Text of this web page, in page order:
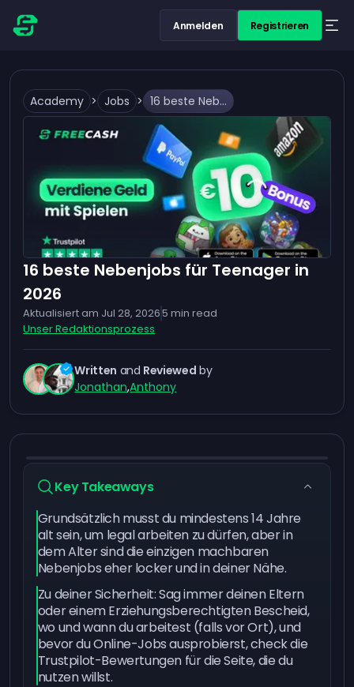
Anmelden Registrieren
Academy > Jobs > 16 beste Nebenjobs für Teenager in 2026
16 beste Nebenjobs für Teenager in
2026
Aktualisiert am Jul 28, 20265 min read
Unser Redaktionsprozess
Written and Reviewed by
Jonathan,Anthony
Key Takeaways
Grundsätzlich musst du mindestens 14 Jahre
alt sein, um legal arbeiten zu dürfen, aber in
dem Alter sind die einzigen machbaren
Nebenjobs eher locker und in deiner Nähe.
Zu deiner Sicherheit: Sag immer deinen Eltern
oder einem Erziehungsberechtigten Bescheid,
wo und wann du arbeitest (falls vor Ort), und
bevor du Online-Jobs ausprobierst, check die
Trustpilot-Bewertungen für die Seite, die du
nutzen willst.